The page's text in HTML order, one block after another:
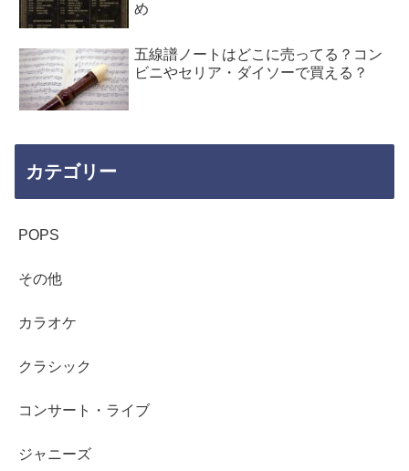
め
五線譜ノートはどこに売ってる？コン
ビニやセリア・ダイソーで買える？
カテゴリー
POPS
その他
カラオケ
クラシック
コンサート・ライブ
ジャニーズ